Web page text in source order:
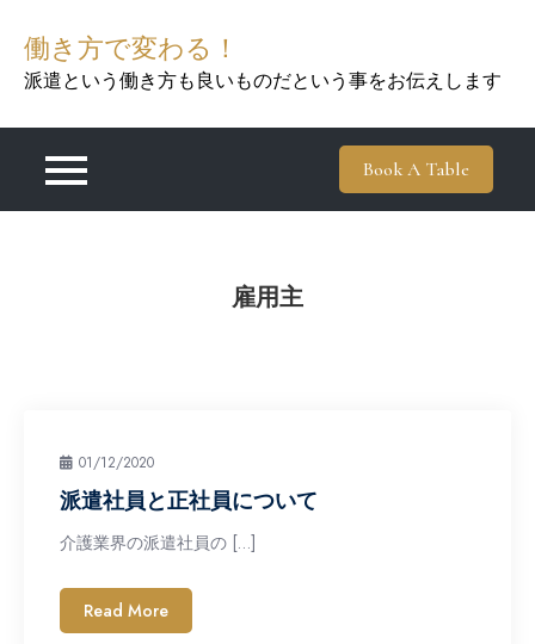
content
働き方で変わる！
派遣という働き方も良いものだという事をお伝えします
Book A Table
雇用主
01/12/2020
派遣社員と正社員について
介護業界の派遣社員の […]
Read More